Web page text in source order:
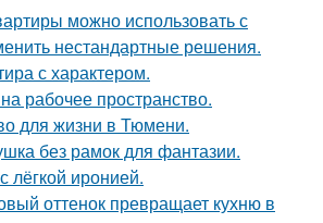
можно использовать с
нестандартные решения.
с характером.
рабочее пространство.
для жизни в Тюмени.
без рамок для фантазии.
лёгкой иронией.
оттенок превращает кухню в